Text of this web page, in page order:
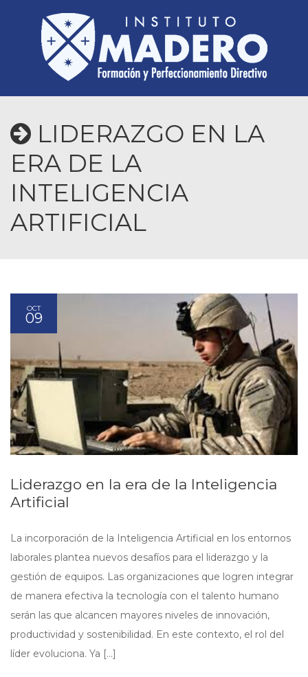
LIDERAZGO EN LA
ERA DE LA
INTELIGENCIA
ARTIFICIAL
OCT
09
Liderazgo en la era de la Inteligencia
Artificial
La incorporación de la Inteligencia Artificial en los entornos
laborales plantea nuevos desafíos para el liderazgo y la
gestión de equipos. Las organizaciones que logren integrar
de manera efectiva la tecnología con el talento humano
serán las que alcancen mayores niveles de innovación,
productividad y sostenibilidad. En este contexto, el rol del
líder evoluciona. Ya […]